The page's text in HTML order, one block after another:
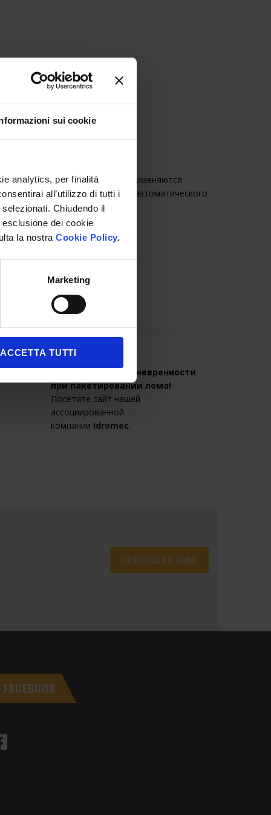
sui cookie
analytics, per finalità
all’utilizzo di tutti i
Chiudendo il
esclusione dei cookie
la nostra Cookie Policy.
Marketing
ACCETTA TUTTI
ПРЕДЛОЖЕНИЕ
разработке новых решений применяются
системы расчета иавтоматического
IDROMEC SPA
Больше силы и маневренности
при пакетировании лома!
Посетите сайт нашей
ассоциированной
компании Idromec.
СВЯЗАТЬСЯ С НАМИ
FACEBOOK